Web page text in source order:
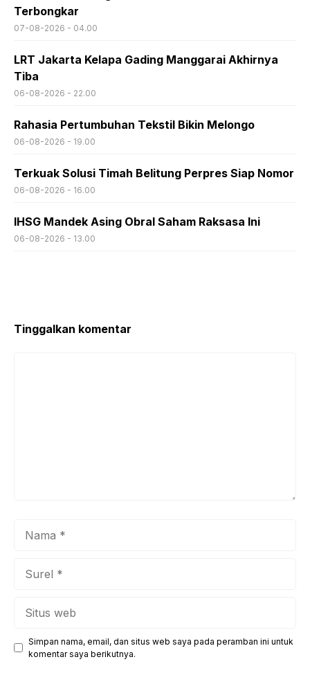
Terbongkar
07-08-2026 - 04.00
LRT Jakarta Kelapa Gading Manggarai Akhirnya
Tiba
06-08-2026 - 22.00
Rahasia Pertumbuhan Tekstil Bikin Melongo
06-08-2026 - 19.00
Terkuak Solusi Timah Belitung Perpres Siap Nomor
06-08-2026 - 16.00
IHSG Mandek Asing Obral Saham Raksasa Ini
06-08-2026 - 13.00
Tinggalkan komentar
Simpan nama, email, dan situs web saya pada peramban ini untuk
komentar saya berikutnya.